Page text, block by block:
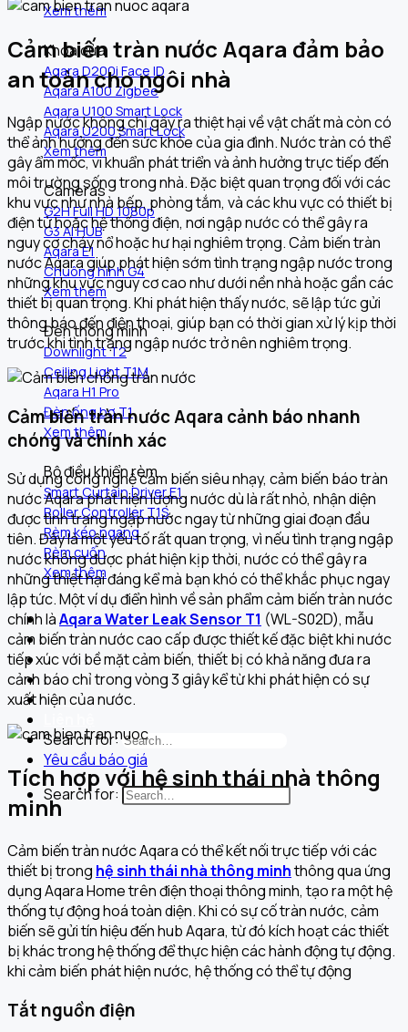
Xem thêm
Khóa cửa
Aqara D200i Face ID
Aqara A100 Zigbee
Aqara U100 Smart Lock
Aqara U200 Smart Lock
Xem thêm
Cameras
G2H Full HD 1080p
G3 AI HUB
Aqara E1
Chuông hình G4
Xem thêm
Đèn thông minh
Downlight T2
Ceiling Light T1M
Aqara H1 Pro
Đèn ống bơ T1
Xem thêm
Bộ điều khiển rèm
Smart Curtain Driver E1
Roller Controller T1S
Rèm kéo ngang
Rèm cuốn
Xem thêm
Khám phá
Dự án đã triển khai
Câu chuyện thương hiệu
Tài liệu
Tin tức
Search for:
Yêu cầu báo giá
Search for:
Cảm biến tràn nước Aqara đảm bảo
an toàn cho ngôi nhà
Ngập nước không chỉ gây ra thiệt hại về vật chất mà còn có
thể ảnh hưởng đến sức khỏe của gia đình. Nước tràn có thể
gây ẩm mốc, vi khuẩn phát triển và ảnh hưởng trực tiếp đến
môi trường sống trong nhà. Đặc biệt quan trọng đối với các
khu vực như nhà bếp, phòng tắm, và các khu vực có thiết bị
điện tử hoặc hệ thống điện, nơi ngập nước có thể gây ra
nguy cơ cháy nổ hoặc hư hại nghiêm trọng.Cảm biến tràn
nước Aqara giúp phát hiện sớm tình trạng ngập nước trong
những khu vực nguy cơ cao như dưới nền nhà hoặc gần các
thiết bị quan trọng. Khi phát hiện thấy nước, sẽ lập tức gửi
thông báo đến điện thoại, giúp bạn có thời gian xử lý kịp thời
trước khi tình trạng ngập nước trở nên nghiêm trọng.
Cảm biến tràn nước Aqara cảnh báo nhanh
chóng và chính xác
Sử dụng công nghệ cảm biến siêu nhạy, cảm biến báo tràn
nước Aqara phát hiện lượng nước dù là rất nhỏ, nhận diện
được tình trạng ngập nước ngay từ những giai đoạn đầu
tiên. Đây là một yếu tố rất quan trọng, vì nếu tình trạng ngập
nước không được phát hiện kịp thời, nước có thể gây ra
những thiệt hại đáng kể mà bạn khó có thể khắc phục ngay
lập tức. Một ví dụ điển hình về sản phẩm cảm biến tràn nước
chính làAqara Water Leak Sensor T1 (WL-S02D), mẫu
cảm biến tràn nước cao cấp được thiết kế đặc biệt khi nước
tiếp xúc với bề mặt cảm biến, thiết bị có khả năng đưa ra
cảnh báo chỉ trong vòng 3 giây kể từ khi phát hiện có sự
xuất hiện của nước.
Tích hợp với hệ sinh thái nhà thông
minh
Cảm biến tràn nước Aqara có thể kết nối trực tiếp với các
thiết bị trong hệ sinh thái nhà thông minhthông qua ứng
dụng Aqara Home trên điện thoại thông minh,tạo ra một hệ
thống tự động hoá toàn diện. Khi có sự cố tràn nước, cảm
biến sẽ gửi tín hiệu đến hub Aqara, từ đó kích hoạt các thiết
bị khác trong hệ thống để thực hiện các hành động tự động.
khi cảm biến phát hiện nước, hệ thống có thể tự động
Tắt nguồn điện